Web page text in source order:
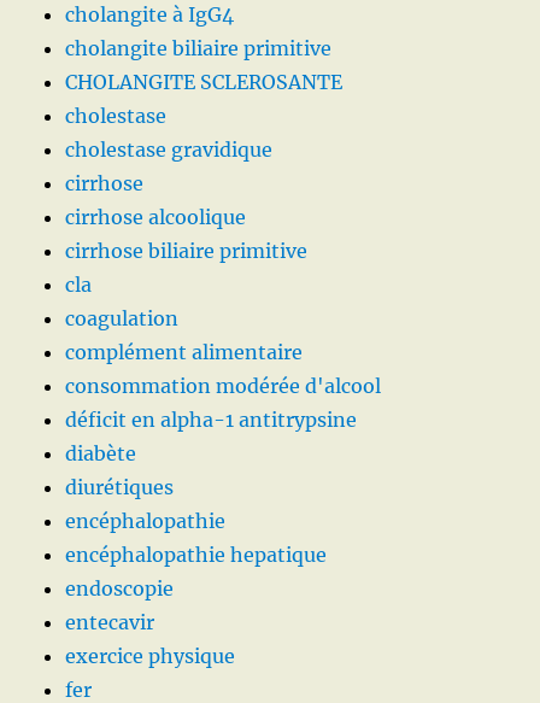
cholangite à IgG4
cholangite biliaire primitive
CHOLANGITE SCLEROSANTE
cholestase
cholestase gravidique
cirrhose
cirrhose alcoolique
cirrhose biliaire primitive
cla
coagulation
complément alimentaire
consommation modérée d'alcool
déficit en alpha-1 antitrypsine
diabète
diurétiques
encéphalopathie
encéphalopathie hepatique
endoscopie
entecavir
exercice physique
fer